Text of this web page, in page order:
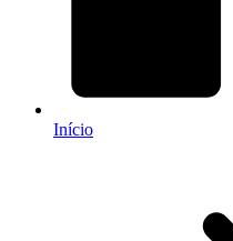
Início